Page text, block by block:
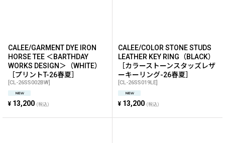
CALEE/GARMENT DYE IRON
HORSE TEE ＜BARTHDAY
WORKS DESIGN＞（WHITE）
［プリントT-26春夏］
[CL-26SS002BW]
¥ 13,200 (税込)
CALEE/COLOR STONE STUDS
LEATHER KEY RING（BLACK）
［カラーストーンスタッズレザ
ーキーリング-26春夏］
[CL-26SS019LE]
¥ 13,200 (税込)